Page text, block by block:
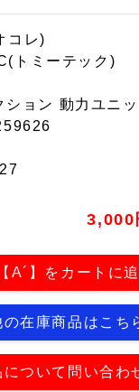
コレ)
トミーテック)
ション 動力ユニッ
3,000
A´】をカートに
の在庫商品はこち
について問い合わ